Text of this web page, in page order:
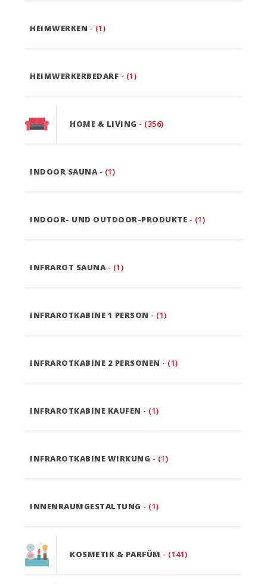
HEIMWERKEN - (1)
HEIMWERKERBEDARF - (1)
HOME & LIVING - (356)
INDOOR SAUNA - (1)
INDOOR- UND OUTDOOR-PRODUKTE - (1)
INFRAROT SAUNA - (1)
INFRAROTKABINE 1 PERSON - (1)
INFRAROTKABINE 2 PERSONEN - (1)
INFRAROTKABINE KAUFEN - (1)
INFRAROTKABINE WIRKUNG - (1)
INNENRAUMGESTALTUNG - (1)
KOSMETIK & PARFÜM - (141)